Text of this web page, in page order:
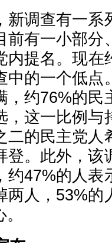
新调查有一
前有一小部分
内提名。现在
中的一个低点
，约76%的民
，这一比例与
二的民主党人
登。此外，该
约47%的人表
两人，53%的